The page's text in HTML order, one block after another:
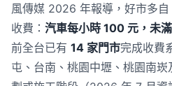
風傳媒 2026 年報導，好市多自
收費： 汽車每小時 100 元，未
前全台已有 14 家門市完成收費
屯、台南、桃園中壢、桃園南